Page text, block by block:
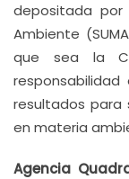
depositada por
Ambiente
que sea la
resultados para
en materia
Agencia